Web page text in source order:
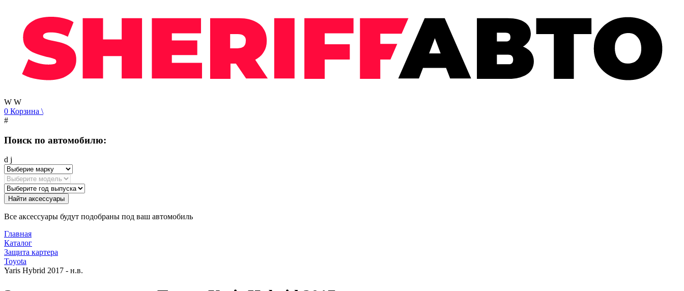
W W
0 Корзина \
#
Поиск по автомобилю:
d j
Найти аксессуары
Все аксессуары будут подобраны под ваш автомобиль
Главная
Каталог
Защита картера
Toyota
Yaris Hybrid 2017 - н.в.